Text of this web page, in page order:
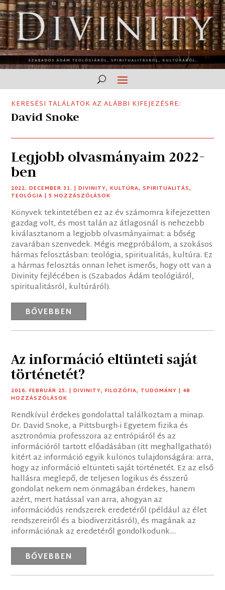
KERESÉSI TALÁLATOK AZ ALÁBBI KIFEJEZÉSRE:
David Snoke
Legjobb olvasmányaim 2022-
ben
2022. DECEMBER 31. |DIVINITY,KULTÚRA,SPIRITUALITÁS,
TEOLÓGIA | 5 HOZZÁSZÓLÁSOK
Könyvek tekintetében ez az év számomra kifejezetten
gazdag volt, és most talán az átlagosnál is nehezebb
kiválasztanom a legjobb olvasmányaimat: a bőség
zavarában szenvedek. Mégis megpróbálom, a szokásos
hármas felosztásban: teológia, spiritualitás, kultúra. Ez
a hármas felosztás onnan lehet ismerős, hogy ott van a
Divinity fejlécében is (Szabados Ádám teológiáról,
spiritualitásról, kultúráról).
BŐVEBBEN
Az információ eltünteti saját
történetét?
2016. FEBRUÁR 25. |DIVINITY,FILOZÓFIA, TUDOMÁNY | 48
HOZZÁSZÓLÁSOK
Rendkívül érdekes gondolattal találkoztam a minap.
Dr. David Snoke, a Pittsburgh-i Egyetem fizika és
asztronómia professzora az entrópiáról és az
információról tartott előadásában (itt meghallgatható)
kitért az információ egyik különös tulajdonságára: arra,
hogy az információ eltünteti saját történetét. Ez az első
hallásra meglepő, de teljesen logikus és ésszerű
gondolat nekem nem önmagában érdekes, hanem
azért, mert hatással van arra, ahogyan az
információdús rendszerek eredetéről (például az élet
rendszereiről és a biodiverzitásról), és magának az
információnak az eredetéről gondolkodunk....
BŐVEBBEN